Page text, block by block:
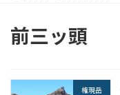
前三ッ頭
権現岳